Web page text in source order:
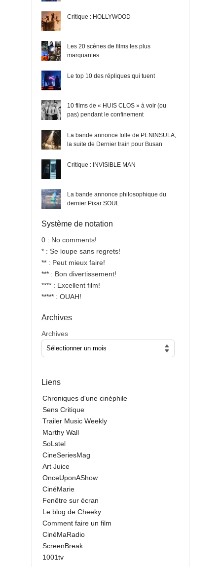
Critique : HOLLYWOOD
Les 20 scènes de films les plus
marquantes
Le top 10 des répliques qui tuent
10 films de « HUIS CLOS » à voir (ou
pas) pendant le confinement
La bande annonce folle de PENINSULA,
la suite de Dernier train pour Busan
Critique : INVISIBLE MAN
La bande annonce philosophique du
dernier Pixar SOUL
Système de notation
0 : No comments!
* : Se loupe sans regrets!
** : Peut mieux faire!
*** : Bon divertissement!
**** : Excellent film!
***** : OUAH!
Archives
Archives
Liens
Chroniques d'une cinéphile
Sens Critique
Trailer Music Weekly
Marthy Wall
SoLstel
CineSeriesMag
Art Juice
OnceUponAShow
CinéMarie
Fenêtre sur écran
Le blog de Cheeky
Comment faire un film
CinéMaRadio
ScreenBreak
1001tv